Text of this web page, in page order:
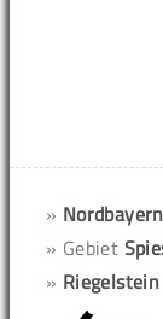
» Nordbayern
» Gebiet
»